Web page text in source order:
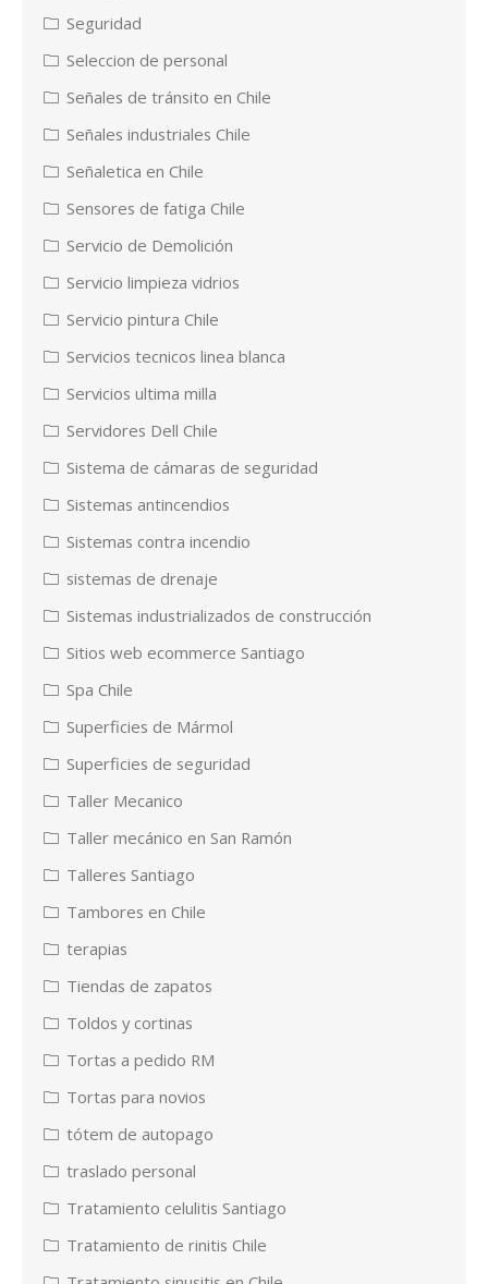
Seguridad
Seleccion de personal
Señales de tránsito en Chile
Señales industriales Chile
Señaletica en Chile
Sensores de fatiga Chile
Servicio de Demolición
Servicio limpieza vidrios
Servicio pintura Chile
Servicios tecnicos linea blanca
Servicios ultima milla
Servidores Dell Chile
Sistema de cámaras de seguridad
Sistemas antincendios
Sistemas contra incendio
sistemas de drenaje
Sistemas industrializados de construcción
Sitios web ecommerce Santiago
Spa Chile
Superficies de Mármol
Superficies de seguridad
Taller Mecanico
Taller mecánico en San Ramón
Talleres Santiago
Tambores en Chile
terapias
Tiendas de zapatos
Toldos y cortinas
Tortas a pedido RM
Tortas para novios
tótem de autopago
traslado personal
Tratamiento celulitis Santiago
Tratamiento de rinitis Chile